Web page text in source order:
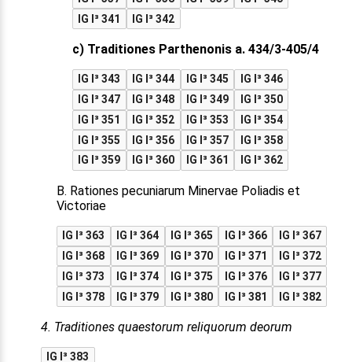
IG I³ 341
IG I³ 342
c) Traditiones Parthenonis a. 434/3-405/4
IG I³ 343 IG I³ 344 IG I³ 345
IG I³ 346
IG I³ 347
IG I³ 348 IG I³ 349
IG I³ 350
IG I³ 351
IG I³ 352 IG I³ 353
IG I³ 354
IG I³ 355
IG I³ 356 IG I³ 357
IG I³ 358
IG I³ 359
IG I³ 360 IG I³ 361 IG I³ 362
B. Rationes pecuniarum Minervae Poliadis et
Victoriae
IG I³ 363 IG I³ 364 IG I³ 365 IG I³ 366
IG I³ 367
IG I³ 368
IG I³ 369 IG I³ 370 IG I³ 371
IG I³ 372
IG I³ 373
IG I³ 374 IG I³ 375 IG I³ 376
IG I³ 377
IG I³ 378
IG I³ 379 IG I³ 380 IG I³ 381 IG I³ 382
4. Traditiones quaestorum reliquorum deorum
IG I³ 383